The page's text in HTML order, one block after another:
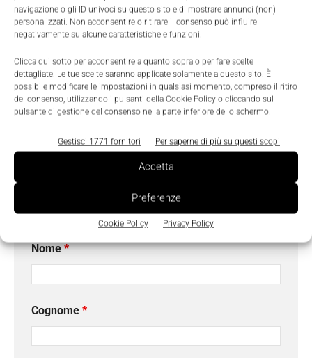
navigazione o gli ID univoci su questo sito e di mostrare annunci (non)
personalizzati. Non acconsentire o ritirare il consenso può influire
negativamente su alcune caratteristiche e funzioni.
Clicca qui sotto per acconsentire a quanto sopra o per fare scelte
dettagliate. Le tue scelte saranno applicate solamente a questo sito. È
possibile modificare le impostazioni in qualsiasi momento, compreso il ritiro
del consenso, utilizzando i pulsanti della Cookie Policy o cliccando sul
pulsante di gestione del consenso nella parte inferiore dello schermo.
Gestisci 1771 fornitori Per saperne di più su questi scopi
Accetta
Preferenze
Cookie Policy Privacy Policy
immagini, alla precisa localizzazione e misura degli
oggetti, alla rilevazione delle più piccole non
di IMPACT semplifica la creazione di interfacce
operatore per consentire il monitoraggio in tempo
reale e per un immediato tuning dei parametri di
Richiedi maggiori informazioni
I campi contrassegnati con*sono obbligatori.
Nome*
Cognome *